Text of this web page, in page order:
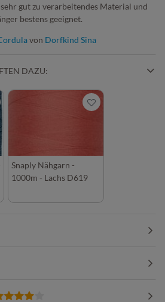
gut zu verarbeitendes Material und
bestens geeignet.
von Dorfkind Sina
DAZU:
Snaply Nähgarn -
1000m - Lachs D619